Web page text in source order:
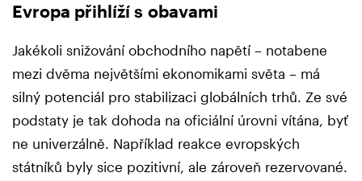
Evropa přihlíží s obavami
Jakékoli snižování obchodního napětí – notabene
mezi dvěma největšími ekonomikami světa – má
silný potenciál pro stabilizaci globálních trhů. Ze své
podstaty je tak dohoda na oficiální úrovni vítána, byť
ne univerzálně. Například reakce evropských
státníků byly sice pozitivní, ale zároveň rezervované.